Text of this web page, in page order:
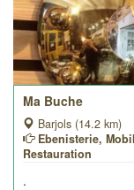
Ma Buche
Barjols (14.2 km)
Ebenisterie,
Restauration
.